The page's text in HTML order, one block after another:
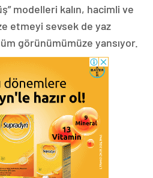
modelleri kalın, hacimli ve
etmeyi sevsek de yaz
görünümümüze yansıyor.